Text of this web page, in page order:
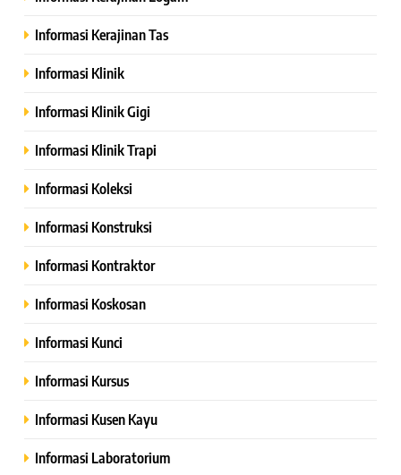
Informasi Kerajinan Tas
Informasi Klinik
Informasi Klinik Gigi
Informasi Klinik Trapi
Informasi Koleksi
Informasi Konstruksi
Informasi Kontraktor
Informasi Koskosan
Informasi Kunci
Informasi Kursus
Informasi Kusen Kayu
Informasi Laboratorium